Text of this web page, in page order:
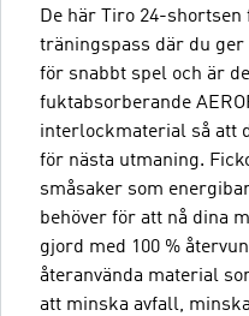
De här Tiro 24-
träningspass där du
för snabbt spel och är
fuktabsorberande
interlockmaterial så att
för nästa utmaning.
småsaker som
behöver för att nå dina
gjord med 100 %
återanvända material
att minska avfall,